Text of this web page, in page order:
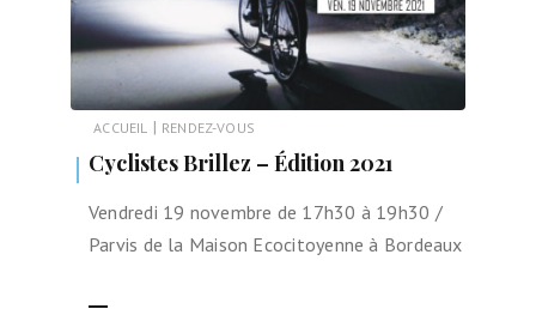
ACCUEIL | RENDEZ-VOUS
Cyclistes Brillez – Édition 2021
Vendredi 19 novembre de 17h30 à 19h30 /
Parvis de la Maison Ecocitoyenne à Bordeaux